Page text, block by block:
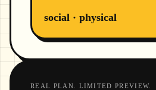
social · physical
REAL PLAN. LIMITED PREVIEW.